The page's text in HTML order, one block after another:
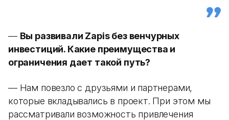
— Вы развивали Zapis без венчурных
инвестиций. Какие преимущества и
ограничения дает такой путь?
— Нам повезло с друзьями и партнерами,
которые вкладывались в проект. При этом мы
рассматривали возможность привлечения